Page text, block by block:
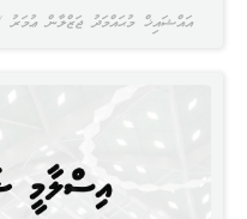
އައްޝައިޚް މުޙައްމަދު ޖަޒްލާން ޢުމަރު